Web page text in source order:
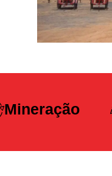
Saneamento